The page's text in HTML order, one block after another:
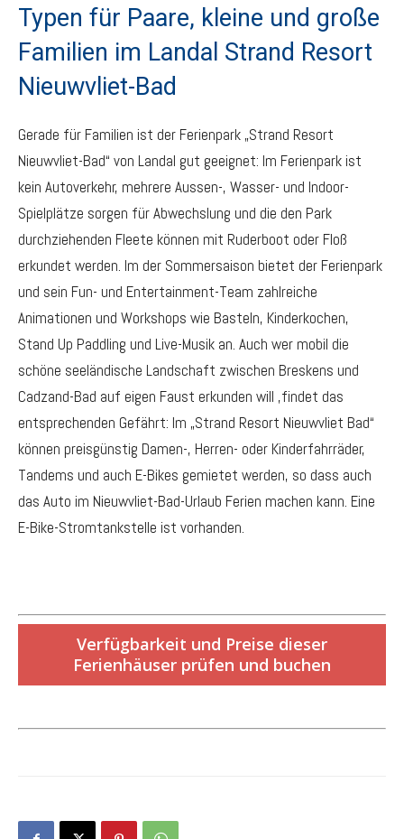
Typen für Paare, kleine und große
Familien im Landal Strand Resort
Nieuwvliet-Bad
Gerade für Familien ist der Ferienpark „Strand Resort
Nieuwvliet-Bad“ von Landal gut geeignet: Im Ferienpark ist
kein Autoverkehr, mehrere Aussen-, Wasser- und Indoor-
Spielplätze sorgen für Abwechslung und die den Park
durchziehenden Fleete können mit Ruderboot oder Floß
erkundet werden. Im der Sommersaison bietet der Ferienpark
und sein Fun- und Entertainment-Team zahlreiche
Animationen und Workshops wie Basteln, Kinderkochen,
Stand Up Paddling und Live-Musik an. Auch wer mobil die
schöne seeländische Landschaft zwischen Breskens und
Cadzand-Bad auf eigen Faust erkunden will ,findet das
entsprechenden Gefährt: Im „Strand Resort Nieuwvliet Bad“
können preisgünstig Damen-, Herren- oder Kinderfahrräder,
Tandems und auch E-Bikes gemietet werden, so dass auch
das Auto im Nieuwvliet-Bad-Urlaub Ferien machen kann. Eine
E-Bike-Stromtankstelle ist vorhanden.
Verfügbarkeit und Preise dieser
Ferienhäuser prüfen und buchen